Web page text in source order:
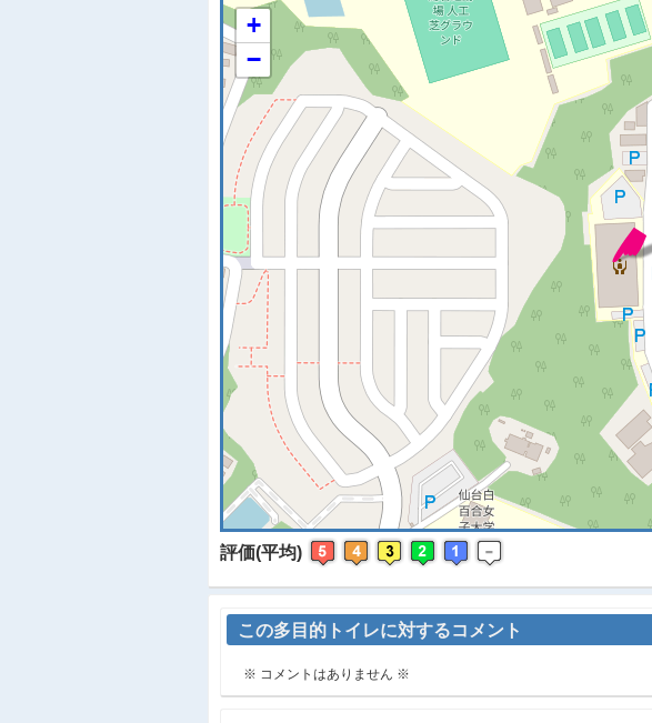
※ マップを検索、
+
−
評価(平均)
この多目的トイレに対するコメント
※ コメントはありません ※